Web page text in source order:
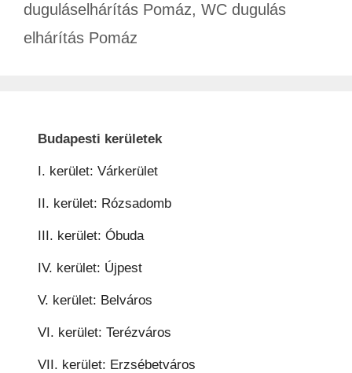
duguláselhárítás Pomáz, WC dugulás
elhárítás Pomáz
Budapesti kerületek
I. kerület: Várkerület
II. kerület: Rózsadomb
III. kerület: Óbuda
IV. kerület: Újpest
V. kerület: Belváros
VI. kerület: Terézváros
VII. kerület: Erzsébetváros